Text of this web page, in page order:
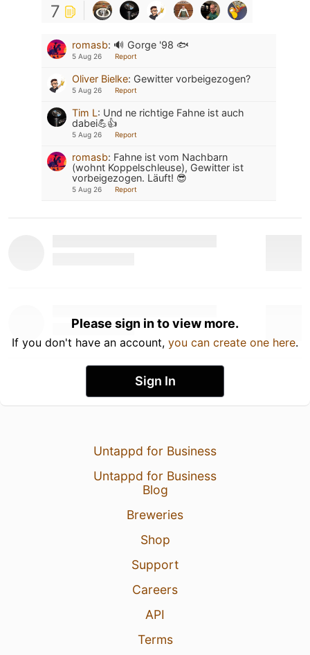
7
romasb: 🔊 Gorge '98 🐟
5 Aug 26 Report
Oliver Bielke: Gewitter vorbeigezogen?
5 Aug 26 Report
Tim L: Und ne richtige Fahne ist auch
dabei💪👍
5 Aug 26 Report
romasb: Fahne ist vom Nachbarn
(wohnt Koppelschleuse), Gewitter ist
vorbeigezogen. Läuft! 😎
5 Aug 26 Report
Please sign in to view more.
If you don't have an account, you can create one here.
Sign In
Untappd for Business
Untappd for Business
Blog
Breweries
Shop
Support
Careers
API
Terms